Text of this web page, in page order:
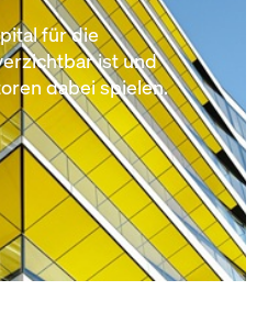
für die
ist und
dabei spielen.